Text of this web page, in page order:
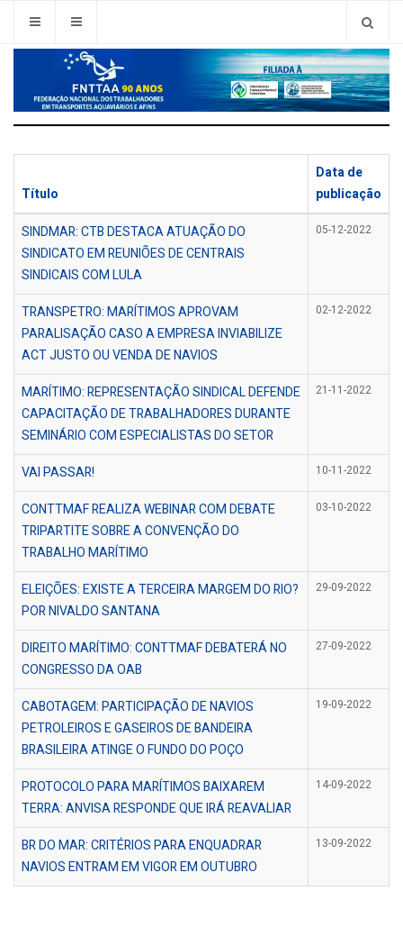
Título
Data de
publicação
SINDMAR: CTB DESTACA ATUAÇÃO DO
SINDICATO EM REUNIÕES DE CENTRAIS
SINDICAIS COM LULA
05-12-2022
TRANSPETRO: MARÍTIMOS APROVAM
PARALISAÇÃO CASO A EMPRESA INVIABILIZE
ACT JUSTO OU VENDA DE NAVIOS
02-12-2022
MARÍTIMO: REPRESENTAÇÃO SINDICAL DEFENDE
CAPACITAÇÃO DE TRABALHADORES DURANTE
SEMINÁRIO COM ESPECIALISTAS DO SETOR
21-11-2022
VAI PASSAR! 10-11-2022
CONTTMAF REALIZA WEBINAR COM DEBATE
TRIPARTITE SOBRE A CONVENÇÃO DO
TRABALHO MARÍTIMO
03-10-2022
ELEIÇÕES: EXISTE A TERCEIRA MARGEM DO RIO?
POR NIVALDO SANTANA
29-09-2022
DIREITO MARÍTIMO: CONTTMAF DEBATERÁ NO
CONGRESSO DA OAB
27-09-2022
CABOTAGEM: PARTICIPAÇÃO DE NAVIOS
PETROLEIROS E GASEIROS DE BANDEIRA
BRASILEIRA ATINGE O FUNDO DO POÇO
19-09-2022
PROTOCOLO PARA MARÍTIMOS BAIXAREM
TERRA: ANVISA RESPONDE QUE IRÁ REAVALIAR
14-09-2022
BR DO MAR: CRITÉRIOS PARA ENQUADRAR
NAVIOS ENTRAM EM VIGOR EM OUTUBRO
13-09-2022